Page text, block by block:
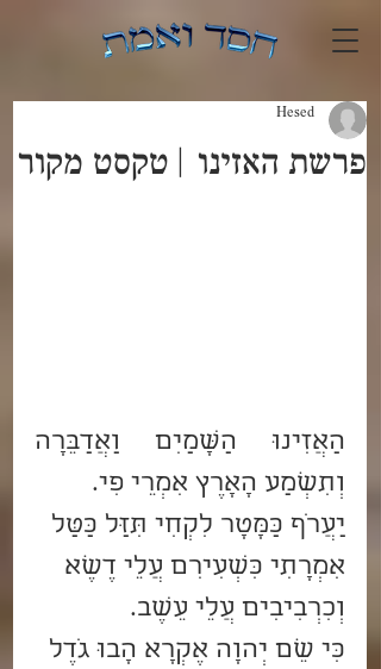
פרשת האזינו | טקסט מקור
Hesed
וְתִשְׁמַע הָאָרֶץ אִמְרֵי פִי.
יַעֲרֹף כַּמָּטָר לִקְחִי תִּזַּל כַּטַּל
אִמְרָתִי כִּשְׂעִירִם עֲלֵי דֶשֶׁא
וְכִרְבִיבִים עֲלֵי עֵשֶׂב.
כִּי שֵׁם יְהוָה אֶקְרָא הָבוּ גֹדֶל